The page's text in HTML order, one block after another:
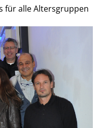
für alle Altersgruppen